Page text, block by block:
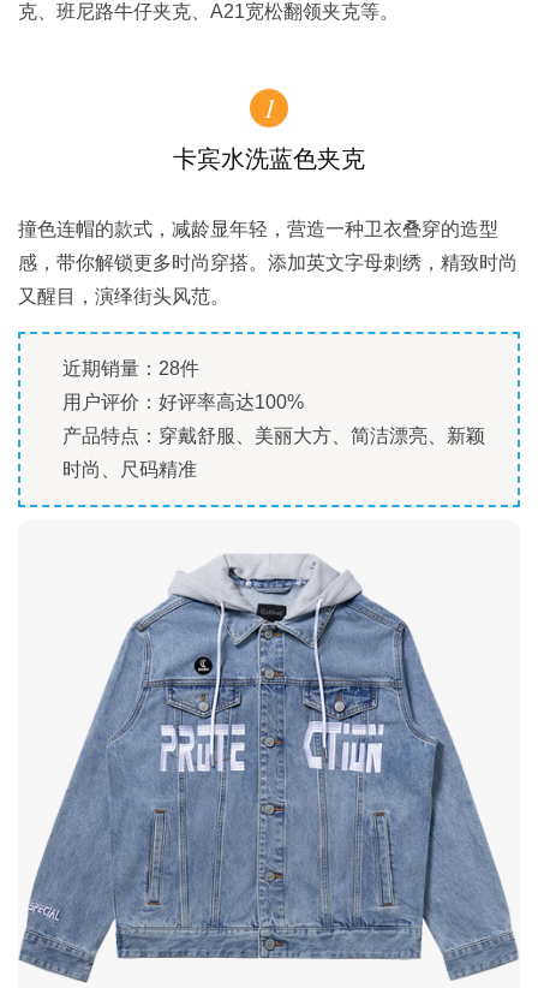
克、班尼路牛仔夹克、A21宽松翻领夹克等。
1
卡宾水洗蓝色夹克
撞色连帽的款式，减龄显年轻，营造一种卫衣叠穿的造型
感，带你解锁更多时尚穿搭。添加英文字母刺绣，精致时尚
又醒目，演绎街头风范。
近期销量：28件
用户评价：好评率高达100%
产品特点：穿戴舒服、美丽大方、简洁漂亮、新颖
时尚、尺码精准